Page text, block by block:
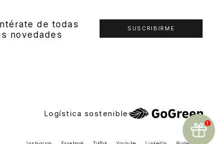
de todas
novedades
SUSCRIBIRME
Logística sostenible